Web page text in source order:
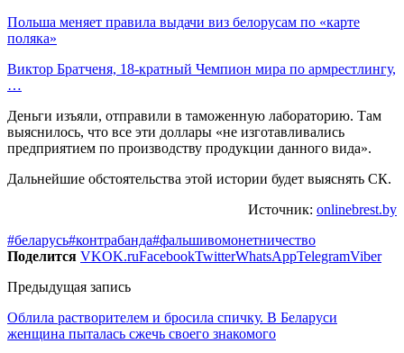
Польша меняет правила выдачи виз белорусам по «карте
поляка»
Виктор Братченя, 18-кратный Чемпион мира по армрестлингу,
…
Деньги изъяли, отправили в таможенную лабораторию. Там
выяснилось, что все эти доллары «не изготавливались
предприятием по производству продукции данного вида».
Дальнейшие обстоятельства этой истории будет выяснять СК.
Источник: onlinebrest.by
#беларусь#контрабанда#фальшивомонетничество
Поделится VKOK.ruFacebookTwitterWhatsAppTelegramViber
Предыдущая запись
Облила растворителем и бросила спичку. В Беларуси
женщина пыталась сжечь своего знакомого